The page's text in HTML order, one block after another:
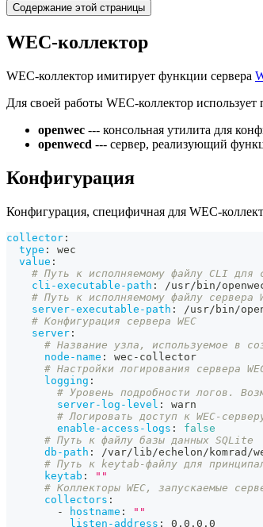
Содержание этой страницы
WEC-коллектор
WEC-коллектор имитирует функции сервера
Для своей работы WEC-коллектор использует
openwec --- консольная утилита для
openwecd --- сервер, реализующий
Конфигурация
Конфигурация, специфичная для WEC-
collector :
type :
wec
value :
# Путь к исполняемому файлу CLI для
cli-executable-path :
/usr/bin/
# Путь к исполняемому файлу сервера
server-executable-path : /usr/bin/
# Конфигурация сервера WEC
server :
# Название узла, используемое в
node-name : wec - collector
# Настройки логирования сервера
logging :
# Уровень подробности логов.
server-log-level :
warn
# Логировать доступ к WEC-
enable-access-logs :
false
# Путь к файлу базы данных SQLite
db-path : /var/lib/echelon/komrad/
# Путь к keytab-файлу для
keytab :
""
# Коллекторы WEC, запускаемые
collectors :
-
hostname :
""
listen-address :
0.0.0.0